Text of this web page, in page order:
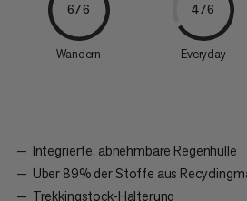
6/6
Wandern
4/6
Everyday
Integrierte, abnehmbare Regenhülle
Über 89% der Stoffe aus
Trekkingstock-Halterung